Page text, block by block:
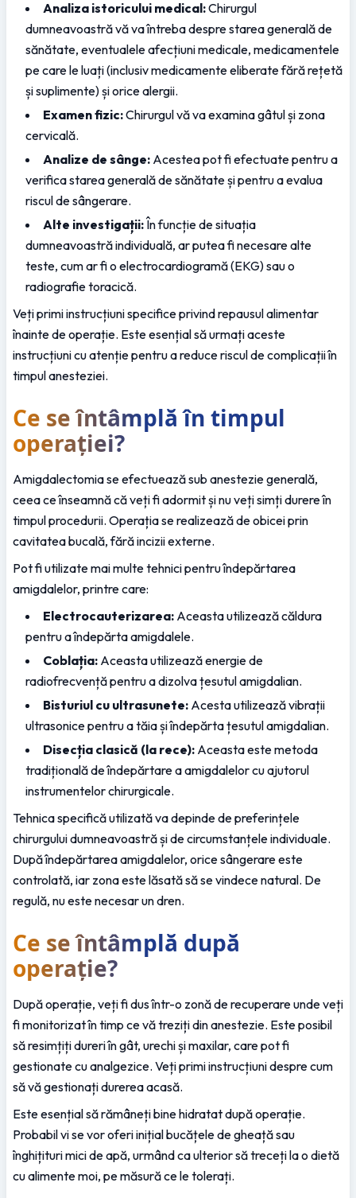
Analiza istoricului medical: Chirurgul
dumneavoastră vă va întreba despre starea generală de
sănătate, eventualele afecțiuni medicale, medicamentele
pe care le luați (inclusiv medicamente eliberate fără rețetă
și suplimente) și orice alergii.
Examen fizic: Chirurgul vă va examina gâtul și zona
cervicală.
Analize de sânge: Acestea pot fi efectuate pentru a
verifica starea generală de sănătate și pentru a evalua
riscul de sângerare.
Alte investigații: În funcție de situația
dumneavoastră individuală, ar putea fi necesare alte
teste, cum ar fi o electrocardiogramă (EKG) sau o
radiografie toracică.
Veți primi instrucțiuni specifice privind repausul alimentar
înainte de operație. Este esențial să urmați aceste
instrucțiuni cu atenție pentru a reduce riscul de complicații în
timpul anesteziei.
Ce se întâmplă în timpul
operației?
Amigdalectomia se efectuează sub anestezie generală,
ceea ce înseamnă că veți fi adormit și nu veți simți durere în
timpul procedurii. Operația se realizează de obicei prin
cavitatea bucală, fără incizii externe.
Pot fi utilizate mai multe tehnici pentru îndepărtarea
amigdalelor, printre care:
Electrocauterizarea: Aceasta utilizează căldura
pentru a îndepărta amigdalele.
Coblația: Aceasta utilizează energie de
radiofrecvență pentru a dizolva țesutul amigdalian.
Bisturiul cu ultrasunete: Acesta utilizează vibrații
ultrasonice pentru a tăia și îndepărta țesutul amigdalian.
Disecția clasică (la rece): Aceasta este metoda
tradițională de îndepărtare a amigdalelor cu ajutorul
instrumentelor chirurgicale.
Tehnica specifică utilizată va depinde de preferințele
chirurgului dumneavoastră și de circumstanțele individuale.
După îndepărtarea amigdalelor, orice sângerare este
controlată, iar zona este lăsată să se vindece natural. De
regulă, nu este necesar un dren.
Ce se întâmplă după
operație?
După operație, veți fi dus într-o zonă de recuperare unde veți
fi monitorizat în timp ce vă treziți din anestezie. Este posibil
să resimțiți dureri în gât, urechi și maxilar, care pot fi
gestionate cu analgezice. Veți primi instrucțiuni despre cum
să vă gestionați durerea acasă.
Este esențial să rămâneți bine hidratat după operație.
Probabil vi se vor oferi inițial bucățele de gheață sau
înghițituri mici de apă, urmând ca ulterior să treceți la o dietă
cu alimente moi, pe măsură ce le tolerați.